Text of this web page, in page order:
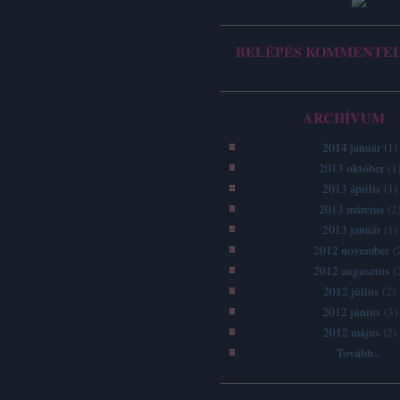
BELÉPÉS
ARCHÍVUM
2014 január ( 1 )
2013 október ( 1 )
2013 április ( 1 )
2013 március (2)
2013 január ( 1 )
2012 november (
2012 augusztus (
2012 július (2)
2012 június (3 )
2012 május (2)
Tovább...